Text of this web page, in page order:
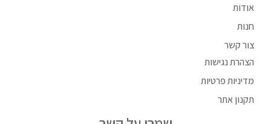
אודות
חנות
צור קשר
הצהרת נגישות
מדיניות פרטיות
תקנון אתר